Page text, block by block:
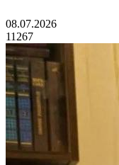
08.07.2026
11267